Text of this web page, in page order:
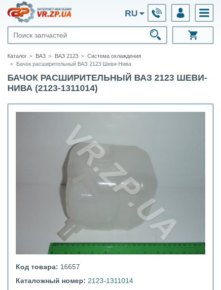
RU
Каталог ВАЗ ВАЗ 2123
Система охлаждения
Бачок расширительный ВАЗ 2123 Шеви-Нива
БАЧОК РАСШИРИТЕЛЬНЫЙ ВАЗ 2123 ШЕВИ-
НИВА (2123-1311014)
Код товара: 16657
Каталожный номер: 2123-1311014